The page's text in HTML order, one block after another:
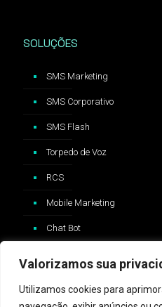
Valorizamos sua
Utilizamos cookies para
SOLUÇÕES
SMS Marketing
SMS Corporativo
SMS Flash
Torpedo de Voz
RCS
Mobile Marketing
Chat Bot